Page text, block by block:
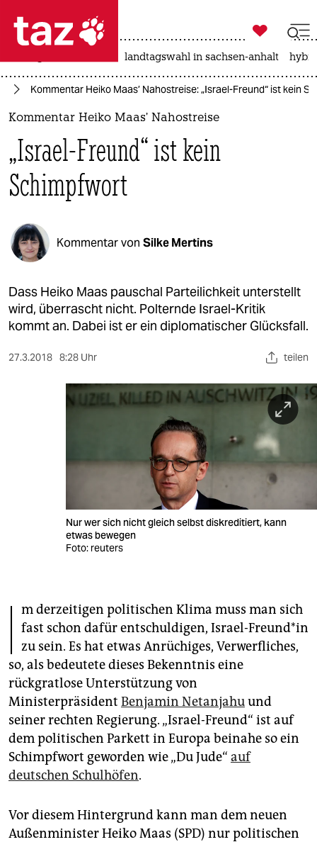
 taz zahl ich
taz zahl ich
politik
öko
gesellschaft
kultur
sport
berlin
nord
wahrheit
fragen & hilfe
unterstützen
genossenschaft
epaper login

taz zahl ich
landtagswahl in sachsen-anhalt
Kommentar Heiko Maas’ Nahostreise: „Israel-Freund“ ist kein
Kommentar Heiko Maas’ Nahostreise
„Israel-Freund“ ist kein
Schimpfwort
Kommentar von Silke Mertins
Dass Heiko Maas pauschal Parteilichkeit unterstellt
wird, überrascht nicht. Polternde Israel-Kritik
kommt an. Dabei ist er ein diplomatischer Glücksfall.
27.3.2018 8:28 Uhr teilen
Nur wer sich nicht gleich selbst diskreditiert, kann
etwas bewegen
Foto: reuters
I m derzeitigen politischen Klima muss man sich
fast schon dafür entschuldigen, Israel-Freund*in
zu sein. Es hat etwas Anrüchiges, Verwerfliches,
so, als bedeutete dieses Bekenntnis eine
rückgratlose Unterstützung von
Ministerpräsident Benjamin Netanjahuund
seiner rechten Regierung. „Israel-Freund“ ist auf
dem politischen Parkett in Europa beinahe so ein
Schimpfwort geworden wie „Du Jude“ auf
deutschen Schulhöfen.
Vor diesem Hintergrund kann man dem neuen
Außenminister Heiko Maas (SPD) nur politischen